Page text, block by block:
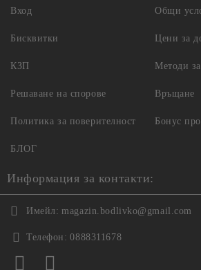
Вход Общи
Бисквитки
КЗП
Решаване на спорове
Политика за поверителност
Цени за
Методи
Връщане
Бонус
БЛОГ
Информация за контакти:
Имейл: magazin.bodlivko@gmail.com
Телефон: 0888311678